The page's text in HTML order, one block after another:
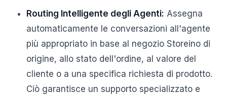
Routing Intelligente degli Agenti: Assegna
automaticamente le conversazioni all'agente
più appropriato in base al negozio Storeino di
origine, allo stato dell'ordine, al valore del
cliente o a una specifica richiesta di prodotto.
Ciò garantisce un supporto specializzato e